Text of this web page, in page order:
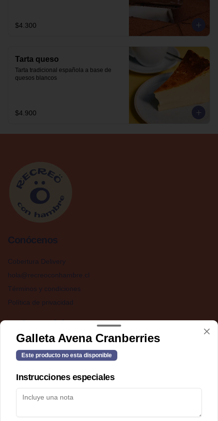
$4.300
Tarta queso
Tarta tradicional española a base de
quesos blancos
$4.900
Conócenos
Cobertura Delivery
hola@recreoconhambre.cl
Términos y condiciones
Política de privacidad
Redes sociales
Facebook
Iniciar sesión
Galleta Avena Cranberries
Este producto no esta disponible
Instrucciones especiales